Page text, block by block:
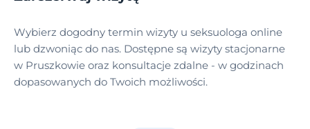
Wybierz dogodny termin wizyty u seksuologa online
lub dzwoniąc do nas. Dostępne są wizyty stacjonarne
w Pruszkowie oraz konsultacje zdalne - w godzinach
dopasowanych do Twoich możliwości.